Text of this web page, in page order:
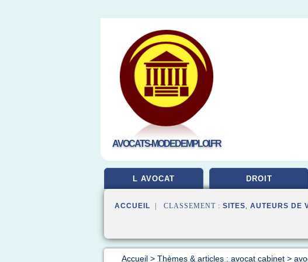
AVOCATS-MODEDEMPLOI.FR
L AVOCAT DROIT
ACCUEIL | CLASSEMENT : SITES, AUTEURS DE
Accueil > Thèmes & articles : avocat cabinet >